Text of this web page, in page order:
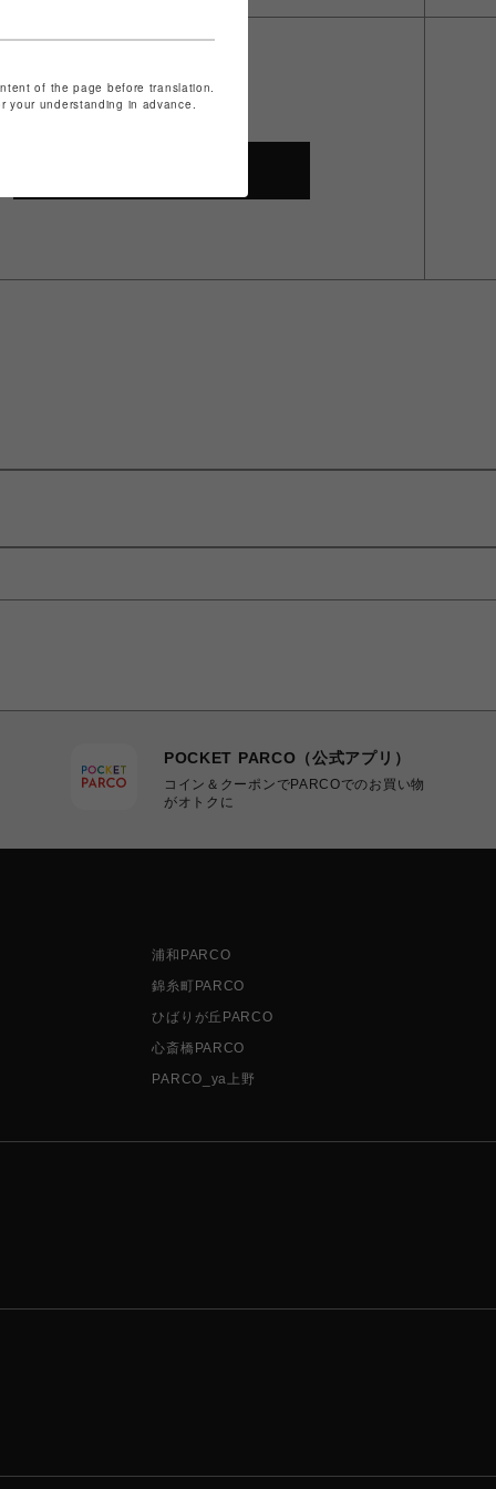
POCKET PARCO（公式アプリ）
コイン＆クーポンでPARCOでのお買い物
がオトクに
浦和PARCO
錦糸町PARCO
ひばりが丘PARCO
心斎橋PARCO
PARCO_ya上野
of the page before translation.
understanding in advance.